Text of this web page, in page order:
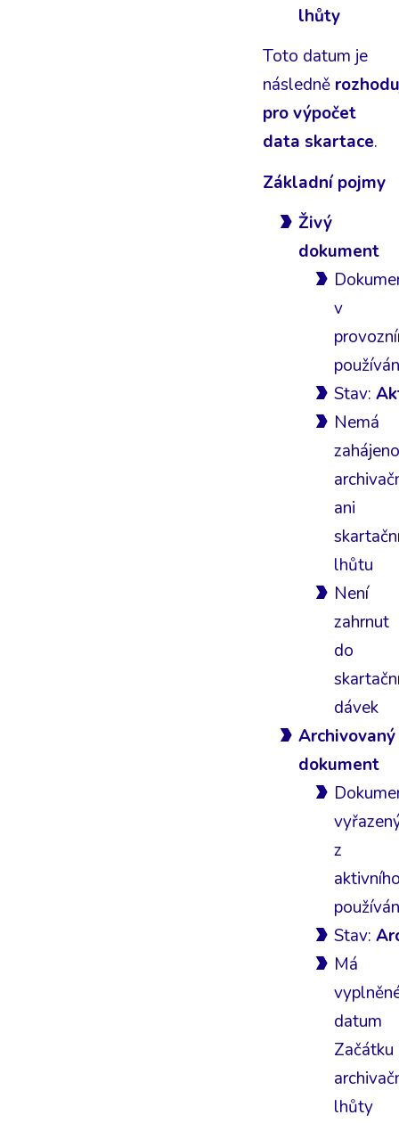
lhůty
Toto datum je
následně
pro výpočet
data skartace.
Základní pojmy
Živý
dokument
v
Stav:
Nemá
ani
lhůtu
Není
zahrnut
do
dávek
Archivovaný
dokument
z
Stav:
Má
datum
Začátku
lhůty